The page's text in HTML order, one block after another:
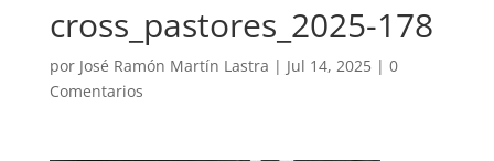
cross_pastores_2025-178
por José Ramón Martín Lastra | Jul 14, 2025| 0
Comentarios